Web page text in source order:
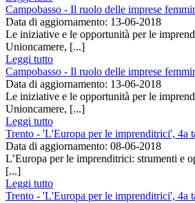
Campobasso - Il ruolo delle imprese
Data di aggiornamento: 13-06-2018
Le iniziative e le opportunità per le
Unioncamere, [...]
Leggi tutto
Campobasso - Il ruolo delle imprese
Data di aggiornamento: 13-06-2018
Le iniziative e le opportunità per le
Unioncamere, [...]
Leggi tutto
Trento - 'L'Europa per le imprenditrici', 4a
Data di aggiornamento: 08-06-2018
L’Europa per le imprenditrici: strumenti e
[...]
Leggi tutto
Trento - 'L'Europa per le imprenditrici', 4a